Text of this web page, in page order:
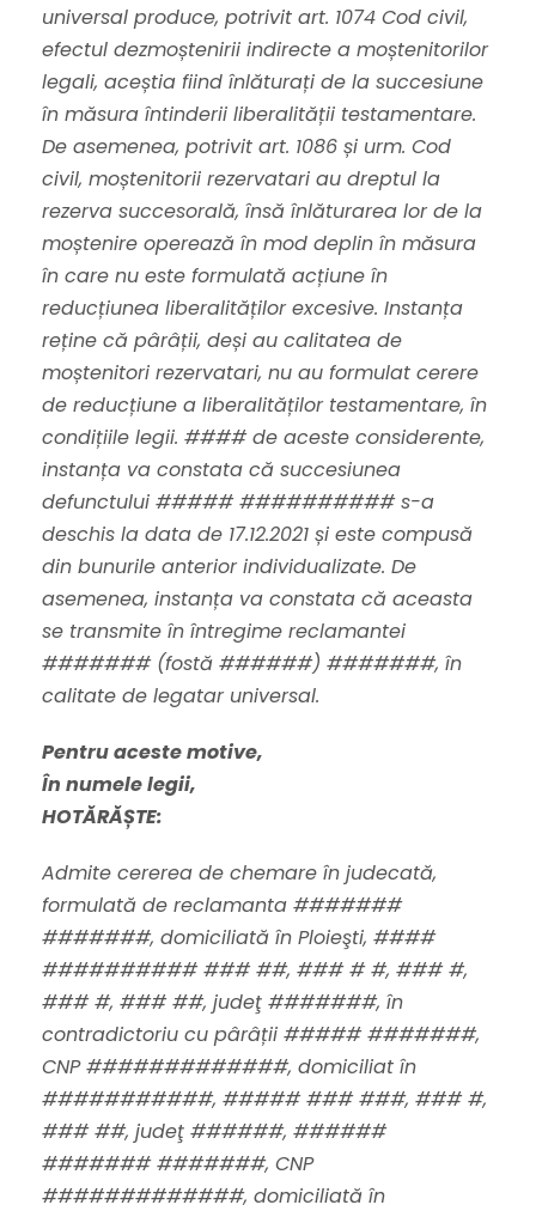
universal produce, potrivit art. 1074 Cod civil,
efectul dezmoștenirii indirecte a moștenitorilor
legali, aceștia fiind înlăturați de la succesiune
în măsura întinderii liberalității testamentare.
De asemenea, potrivit art. 1086 și urm. Cod
civil, moștenitorii rezervatari au dreptul la
rezerva succesorală, însă înlăturarea lor de la
moștenire operează în mod deplin în măsura
în care nu este formulată acțiune în
reducțiunea liberalităților excesive. Instanța
reține că pârâții, deși au calitatea de
moștenitori rezervatari, nu au formulat cerere
de reducțiune a liberalităților testamentare, în
condițiile legii. #### de aceste considerente,
instanța va constata că succesiunea
defunctului ##### ########## s-a
deschis la data de 17.12.2021 și este compusă
din bunurile anterior individualizate. De
asemenea, instanța va constata că aceasta
se transmite în întregime reclamantei
####### (fostă ######) #######, în
calitate de legatar universal.
Pentru aceste motive,
În numele legii,
HOTĂRĂȘTE:
Admite cererea de chemare în judecată,
formulată de reclamanta #######
#######, domiciliată în Ploieşti, ####
########## ### ##, ### # #, ### #,
### #, ### ##, judeţ #######, în
contradictoriu cu pârâții ##### #######,
CNP #############, domiciliat în
###########, ##### ### ###, ### #,
### ##, judeţ ######, ######
####### #######, CNP
#############, domiciliată în